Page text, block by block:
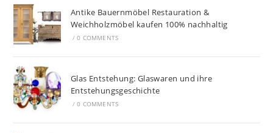
Antike Bauernmöbel Restauration &
Weichholzmöbel kaufen 100% nachhaltig
/ 0 COMMENTS
Glas Entstehung: Glaswaren und ihre
Entstehungsgeschichte
/ 0 COMMENTS